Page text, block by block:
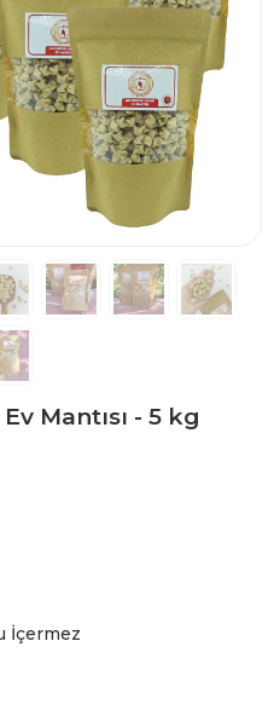
Mantısı - 5 kg
İçermez